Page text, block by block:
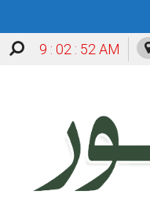
9 : 02 : 52 AM